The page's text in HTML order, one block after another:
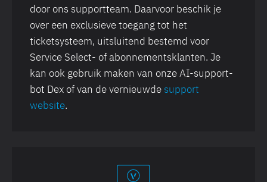
door ons supportteam. Daarvoor beschik je
over een exclusieve toegang tot het
ticketsysteem, uitsluitend bestemd voor
Service Select- of abonnementsklanten. Je
kan ook gebruik maken van onze AI-support-
bot Dex of van de vernieuwde support
website.